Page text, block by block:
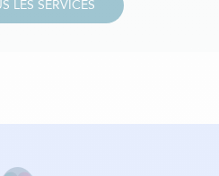
LES SERVICES